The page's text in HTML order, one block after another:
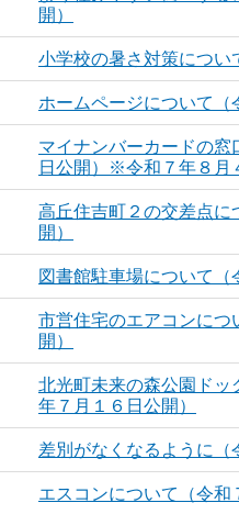
開）
小学校の暑さ対策につい
ホームページについて（
マイナンバーカードの窓
日公開）※令和７年８月
高丘住吉町２の交差点に
開）
図書館駐車場について（
市営住宅のエアコンにつ
開）
北光町未来の森公園ドッ
年７月１６日公開）
差別がなくなるように（
エスコンについて（令和